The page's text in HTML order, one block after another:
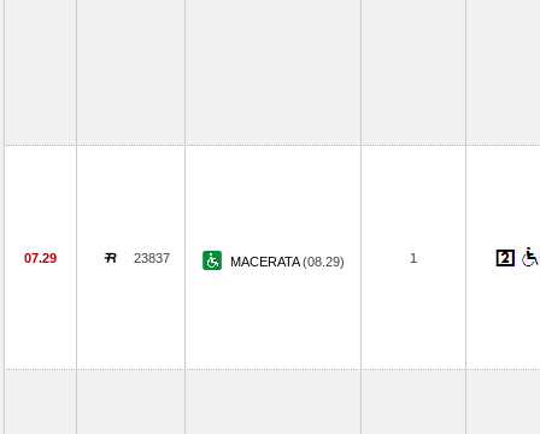
07.29 23837 MACERATA(08.29) 1